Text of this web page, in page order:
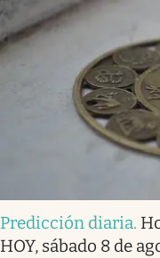
Predicción diaria.
HOY, sábado 8 de